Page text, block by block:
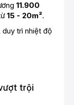
11.900
15 - 20m².
duy trì nhiệt độ
trội